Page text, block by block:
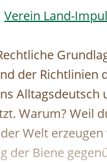
Verein Land-
der Richtlinien
Alltagsdeutsch
Warum? Weil
Welt
der Biene